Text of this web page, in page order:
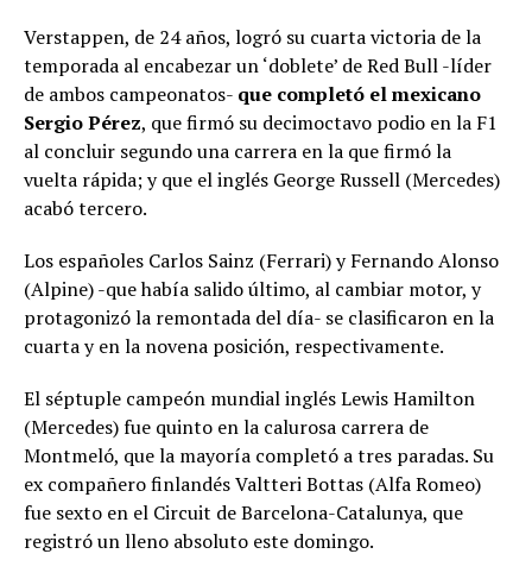
Verstappen, de 24 años, logró su cuarta victoria de la
temporada al encabezar un ‘doblete’ de Red Bull -líder
de ambos campeonatos- que completó el mexicano
Sergio Pérez, que firmó su decimoctavo podio en la F1
al concluir segundo una carrera en la que firmó la
vuelta rápida; y que el inglés George Russell (Mercedes)
acabó tercero.
Los españoles Carlos Sainz (Ferrari) y Fernando Alonso
(Alpine) -que había salido último, al cambiar motor, y
protagonizó la remontada del día- se clasificaron en la
cuarta y en la novena posición, respectivamente.
El séptuple campeón mundial inglés Lewis Hamilton
(Mercedes) fue quinto en la calurosa carrera de
Montmeló, que la mayoría completó a tres paradas. Su
ex compañero finlandés Valtteri Bottas (Alfa Romeo)
fue sexto en el Circuit de Barcelona-Catalunya, que
registró un lleno absoluto este domingo.